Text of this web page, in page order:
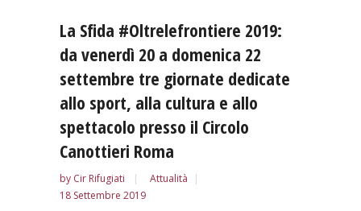
La Sfida #Oltrelefrontiere 2019:
da venerdì 20 a domenica 22
settembre tre giornate dedicate
allo sport, alla cultura e allo
spettacolo presso il Circolo
Canottieri Roma
by Cir Rifugiati
Attualità
18 Settembre 2019